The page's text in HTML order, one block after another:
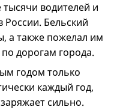
водителей и
России. Бельский
а также пожелал им
дорогам города.
годом только
каждый год,
сильно.